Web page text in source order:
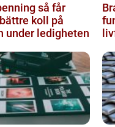
så får
koll på
under ledigheten